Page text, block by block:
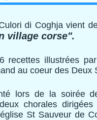
di Coghja vient
village corse".
recettes illustrées
au coeur des Deux
lors de la soirée
chorales
St Sauveur de